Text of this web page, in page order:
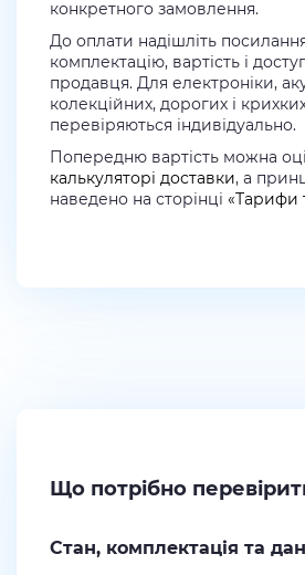
конкретного замовлення.
До оплати надішліть
комплектацію, вартість і
продавця. Для електроніки,
колекційних, дорогих і
перевіряються індивідуально.
Попередню вартість можна
калькуляторі доставки, а
наведено на сторінці «Тарифи
Що потрібно
Стан, комплектація та